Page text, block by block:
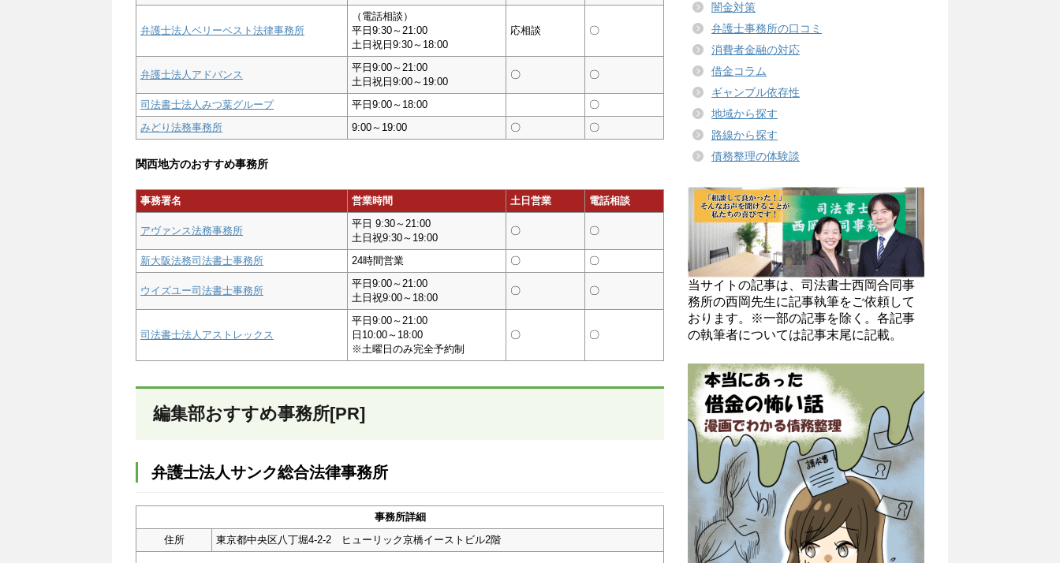
弁護士法人ベリーベスト法律事務所
（電話相談）
平日9:30～21:00
土日祝日9:30～18:00
応相談 〇
弁護士法人アドバンス
平日9:00～21:00
土日祝日9:00～19:00
〇 〇
司法書士法人みつ葉グループ 平日9:00～18:00
〇
みどり法務事務所
9:00～19:00 〇 〇
関西地方のおすすめ事務所
事務署名 営業時間 土日営業 電話相談
アヴァンス法務事務所
平日 9:30～21:00
土日祝9:30～19:00
〇 〇
新大阪法務司法書士事務所 24時間営業 〇 〇
ウイズユー司法書士事務所
平日9:00～21:00
土日祝9:00～18:00
〇 〇
司法書士法人アストレックス
平日9:00～21:00
日10:00～18:00
※土曜日のみ完全予約制
〇 〇
編集部おすすめ事務所[PR]
弁護士法人サンク総合法律事務所
事務所詳細
住所
東京都中央区八丁堀4-2-2 ヒューリック京橋イーストビル2階
闇金対策
弁護士事務所の口コミ
消費者金融の対応
借金コラム
ギャンブル依存性
地域から探す
路線から探す
債務整理の体験談
当サイトの記事は、司法書士西岡合同事
務所の西岡先生に記事執筆をご依頼して
おります。※一部の記事を除く。各記事
の執筆者については記事末尾に記載。